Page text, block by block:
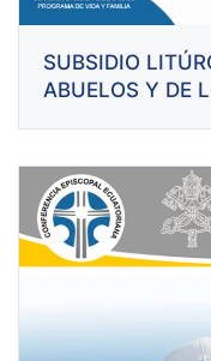
SUBSIDIO
ABUELOS Y DE